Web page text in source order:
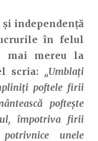
și independență
în felul
mai mereu la
scria: „Umblaţi
poftele firii
pofteşte
împotriva firii
unele